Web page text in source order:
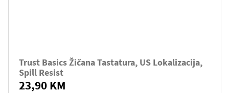
Trust Basics Žičana Tastatura, US Lokalizacija,
Spill Resist
23,90 KM